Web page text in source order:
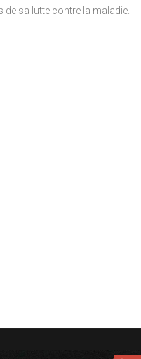
de sa lutte contre la maladie.